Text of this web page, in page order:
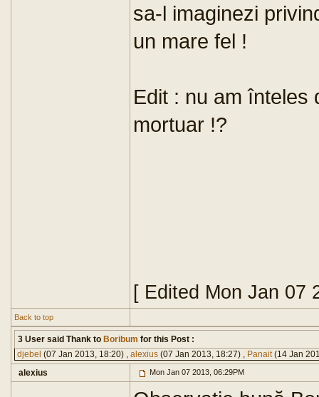
sa-l imaginezi
un mare fel !
Edit : nu am înteles
mortuar !?
[ Edited Mon Jan 07
Back to top
3 User said Thank to Boribum for this Post :
djebel (07 Jan 2013, 18:20) , alexius (07 Jan 2013, 18:27) , Panait(14 Jan
alexius
Mon Jan 07 2013, 06:29PM